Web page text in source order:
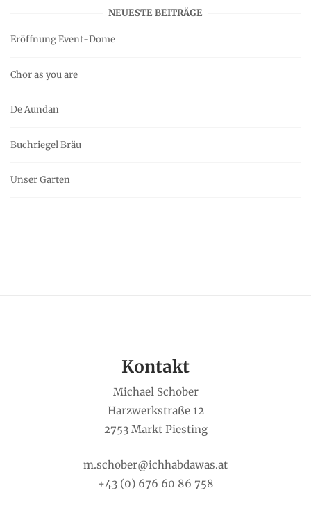
NEUESTE BEITRÄGE
Eröffnung Event-Dome
Chor as you are
De Aundan
Buchriegel Bräu
Unser Garten
Kontakt
Michael Schober
Harzwerkstraße 12
2753 Markt Piesting
m.schober@ichhabdawas.at
+43 (0) 676 60 86 758